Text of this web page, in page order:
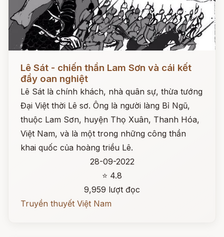
Lê Sát - chiến thần Lam Sơn và cái kết
đầy oan nghiệt
Lê Sát là chính khách, nhà quân sự, thừa tướng
Đại Việt thời Lê sơ. Ông là người làng Bỉ Ngũ,
thuộc Lam Sơn, huyện Thọ Xuân, Thanh Hóa,
Việt Nam, và là một trong những công thần
khai quốc của hoàng triều Lê.
28-09-2022
⭐ 4.8
9,959 lượt đọc
Truyền thuyết Việt Nam